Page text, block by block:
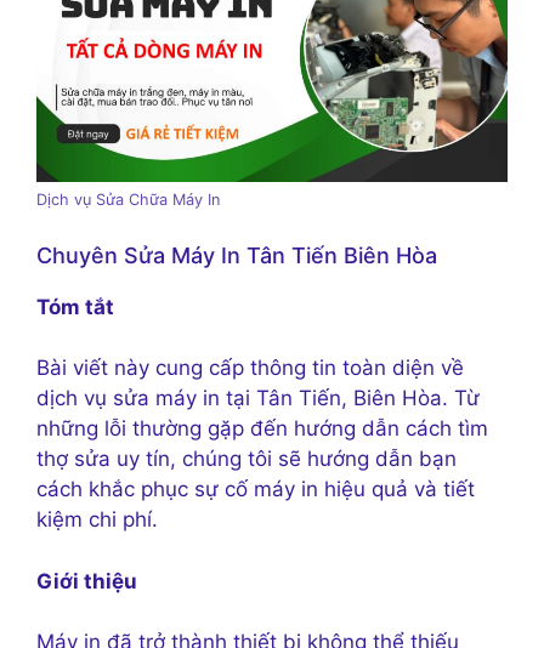
Dịch vụ Sửa Chữa Máy In
Chuyên Sửa Máy In Tân Tiến Biên Hòa
Tóm tắt
Bài viết này cung cấp thông tin toàn diện về
dịch vụ sửa máy in tại Tân Tiến, Biên Hòa. Từ
những lỗi thường gặp đến hướng dẫn cách tìm
thợ sửa uy tín, chúng tôi sẽ hướng dẫn bạn
cách khắc phục sự cố máy in hiệu quả và tiết
kiệm chi phí.
Giới thiệu
Máy in đã trở thành thiết bị không thể thiếu